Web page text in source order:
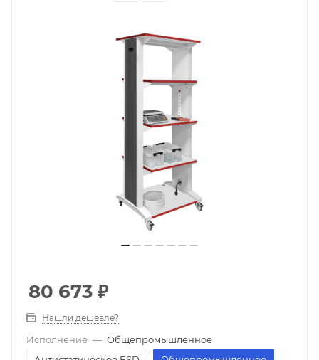
80 673 ₽
Нашли дешевле?
Исполнение — Общепромышленное